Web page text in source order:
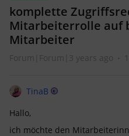
komplette
Mitarbeiterrolle auf
Mitarbeiter
Forum|Forum|3 years ago
TinaB
Hallo,
ich möchte den